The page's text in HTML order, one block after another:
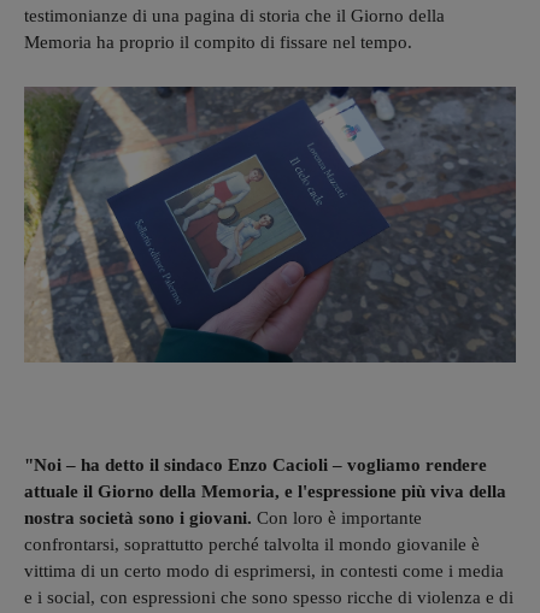
testimonianze di una pagina di storia che il Giorno della
Memoria ha proprio il compito di fissare nel tempo.
"Noi – ha detto il sindaco Enzo Cacioli – vogliamo rendere
attuale il Giorno della Memoria, e l'espressione più viva della
nostra società sono i giovani. Con loro è importante
confrontarsi, soprattutto perché talvolta il mondo giovanile è
vittima di un certo modo di esprimersi, in contesti come i media
e i social, con espressioni che sono spesso ricche di violenza e di